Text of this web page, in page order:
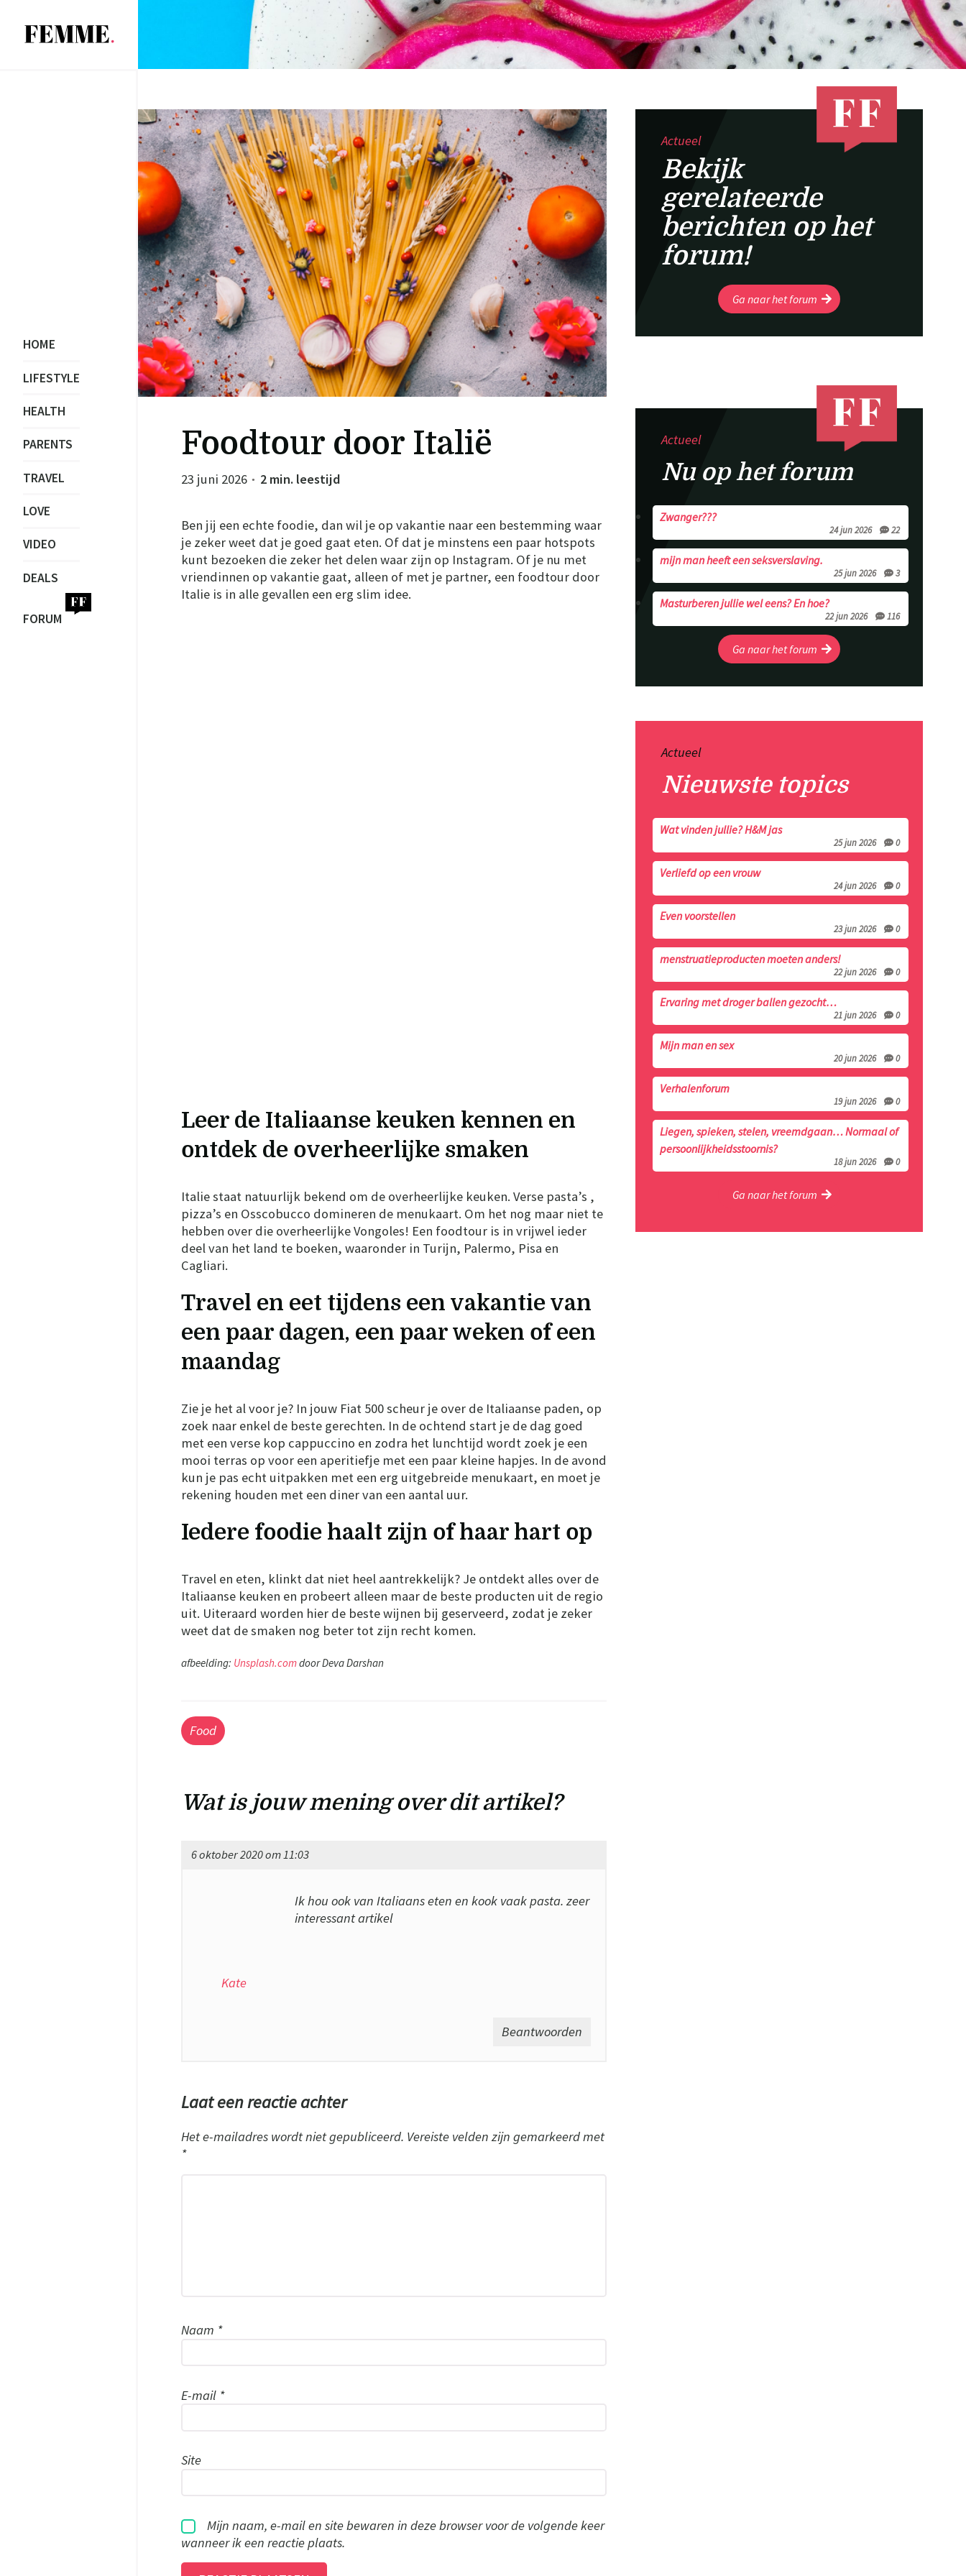
HOME
LIFESTYLE
HEALTH
PARENTS
TRAVEL
LOVE
VIDEO
DEALS
FORUM
Foodtour door Italië
23 juni 2026 ● 2 min. leestijd
Ben jij een echte foodie, dan wil je op vakantie naar een bestemming waar
je zeker weet dat je goed gaat eten. Of dat je minstens een paar hotspots
kunt bezoeken die zeker het delen waar zijn op Instagram. Of je nu met
vriendinnen op vakantie gaat, alleen of met je partner, een foodtour door
Italie is in alle gevallen een erg slim idee.
Leer de Italiaanse keuken kennen en
ontdek de overheerlijke smaken
Italie staat natuurlijk bekend om de overheerlijke keuken. Verse pasta’s ,
pizza’s en Osscobucco domineren de menukaart. Om het nog maar niet te
hebben over die overheerlijke Vongoles! Een foodtour is in vrijwel ieder
deel van het land te boeken, waaronder in Turijn, Palermo, Pisa en
Cagliari.
Travel en eet tijdens een vakantie van
een paar dagen, een paar weken of een
maandag
Zie je het al voor je? In jouw Fiat 500 scheur je over de Italiaanse paden, op
zoek naar enkel de beste gerechten. In de ochtend start je de dag goed
met een verse kop cappuccino en zodra het lunchtijd wordt zoek je een
mooi terras op voor een aperitiefje met een paar kleine hapjes. In de avond
kun je pas echt uitpakken met een erg uitgebreide menukaart, en moet je
rekening houden met een diner van een aantal uur.
Iedere foodie haalt zijn of haar hart op
Travel en eten, klinkt dat niet heel aantrekkelijk? Je ontdekt alles over de
Italiaanse keuken en probeert alleen maar de beste producten uit de regio
uit. Uiteraard worden hier de beste wijnen bij geserveerd, zodat je zeker
weet dat de smaken nog beter tot zijn recht komen.
afbeelding: Unsplash.comdoor Deva Darshan
Food
Wat is jouw mening over dit artikel?
6 oktober 2020 om 11:03
Kate
Ik hou ook van Italiaans eten en kook vaak pasta. zeer
interessant artikel
Beantwoorden
Laat een reactie achter
Het e-mailadres wordt niet gepubliceerd. Vereiste velden zijn gemarkeerd met
*
Naam *
E-mail *
Site
Mijn naam, e-mail en site bewaren in deze browser voor de volgende keer
wanneer ik een reactie plaats.
Actueel
Bekijk
gerelateerde
berichten op het
forum!
Ga naar het forum
Actueel
Nu op het forum
Zwanger???
24 jun 2026 22
mijn man heeft een seksverslaving.
25 jun 2026 3
Masturberen jullie wel eens? En hoe?
22 jun 2026 116
Ga naar het forum
Actueel
Nieuwste topics
Wat vinden jullie? H&M jas
25 jun 2026 0
Verliefd op een vrouw
24 jun 2026 0
Even voorstellen
23 jun 2026 0
menstruatieproducten moeten anders!
22 jun 2026 0
Ervaring met droger ballen gezocht…
21 jun 2026 0
Mijn man en sex
20 jun 2026 0
Verhalenforum
19 jun 2026 0
Liegen, spieken, stelen, vreemdgaan… Normaal of
persoonlijkheidsstoornis?
18 jun 2026 0
Ga naar het forum